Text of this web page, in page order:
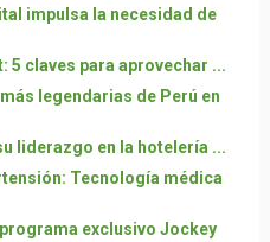
impulsa la necesidad de
5 claves para aprovechar ...
legendarias de Perú en
liderazgo en la hotelería ...
Tecnología médica
exclusivo Jockey